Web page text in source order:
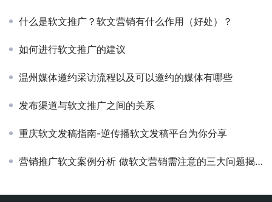
什么是软文推广？软文营销有什么作用（好处）？
如何进行软文推广的建议
温州媒体邀约采访流程以及可以邀约的媒体有哪些
发布渠道与软文推广之间的关系
重庆软文发稿指南-逆传播软文发稿平台为你分享
营销推广软文案例分析 做软文营销需注意的三大问题揭秘